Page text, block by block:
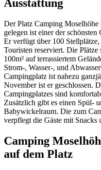
Ausstattung
Der Platz Camping
gelegen ist einer der
Er verfügt über 100
Touristen reserviert. Die
100m² auf terrassiertem
Strom-, Wasser-, und
Campingplatz ist nahezu
November ist er geschlossen.
Campingplatzes sind
Zusätzlich gibt es einen Spül-
Babywickelraum. Die zum
verpflegt die Gäste mit Snacks
Camping
auf dem Platz